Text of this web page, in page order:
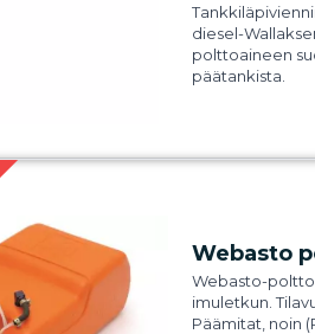
diesel-
polttoaineen
päätankista.
Webasto
Webasto-
imuletkun.
Päämitat, noin